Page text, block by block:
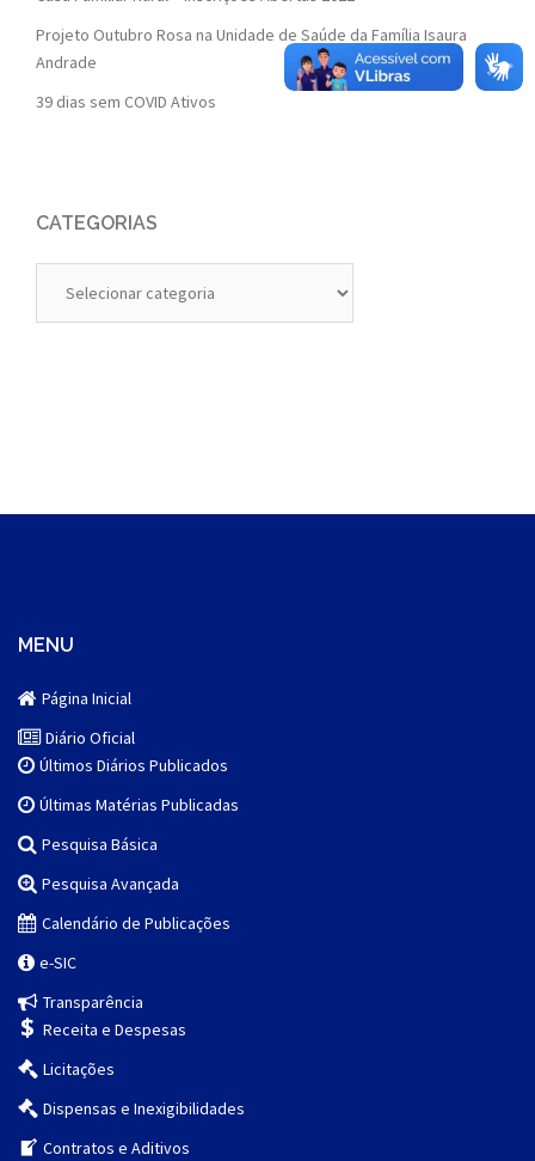
Projeto Outubro Rosa na Unidade de Saúde da Família Isaura
Andrade
39 dias sem COVID Ativos
CATEGORIAS
MENU
Página Inicial
Diário Oficial
Últimos Diários Publicados
Últimas Matérias Publicadas
Pesquisa Básica
Pesquisa Avançada
Calendário de Publicações
e-SIC
Transparência
Receita e Despesas
Licitações
Dispensas e Inexigibilidades
Contratos e Aditivos